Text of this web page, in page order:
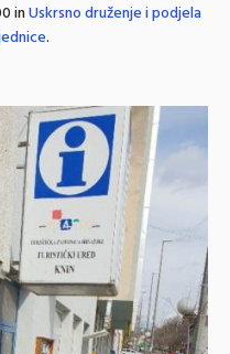
inUskrsno druženje i podjela
.